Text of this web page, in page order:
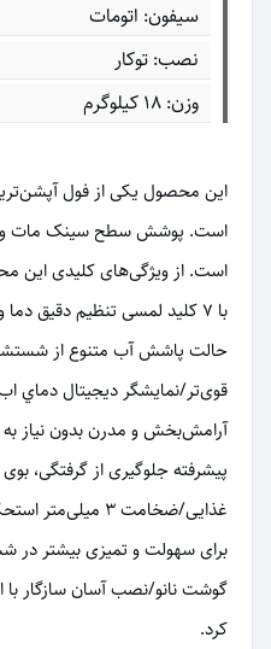
سیفون: اتومات
نصب: توکار
وزن: 18 کیلوگرم
این محصول یکی از فول
است. پوشش سطح سینک مات و
است. از ویژگی‌های کلیدی این
حالت پاشش آب متنوع از
آرامش‌بخش و مدرن بدون نیاز
پیشرفته جلوگیری از گرفتگی،
غذایی/ضخامت ٣
گوشت نانو/نصب آسان سازگار با
کرد.